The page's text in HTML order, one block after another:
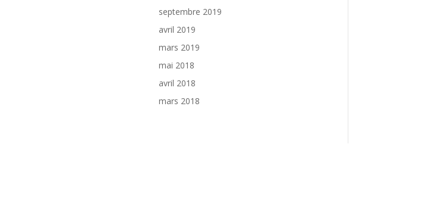
septembre 2019
avril 2019
mars 2019
mai 2018
avril 2018
mars 2018